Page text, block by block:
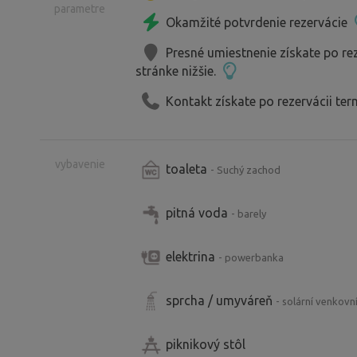
koupel v přírodě s výhledem do
se nezapomíná.
Stan je připravený pro pohodlný a
postel, kvalitní povlečení, ručníky i
K dispozici je také pergola s
pozorování hvězd a deskové hry pro
Dřevo na oheň i dřevěné uhlí je
Zpomalte, vypněte a užijte si čas jen
parametre
Okamžité potvrdenie rezervácie
Presné umiestnenie získate po
stránke nižšie.
Kontakt získate po rezervácii
vybavenie toaleta - Suchý zachod
pitná voda - barely
elektrina - powerbanka
sprcha / umyváreň - solární
piknikový stôl